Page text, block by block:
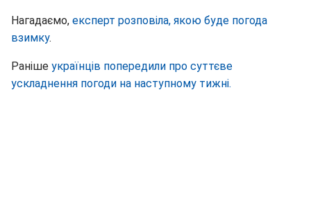
Нагадаємо, експерт розповіла, якою буде погода
взимку.
Раніше українців попередили про суттєве
ускладнення погоди на наступному тижні.